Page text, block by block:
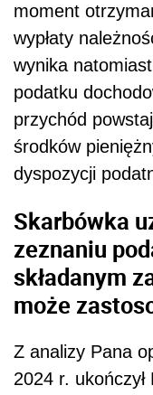
moment
wypłaty
wynika
podatku
przychód
środków
dyspozycji
Skarbówka
zeznaniu
składanym
może
Z analizy Pana
2024 r.